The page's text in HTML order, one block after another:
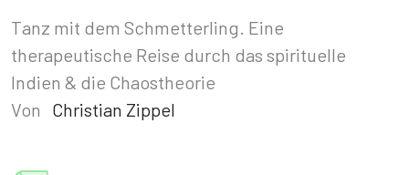
Tanz mit dem Schmetterling. Eine
therapeutische Reise durch das spirituelle
Indien & die Chaostheorie
Von
Christian Zippel